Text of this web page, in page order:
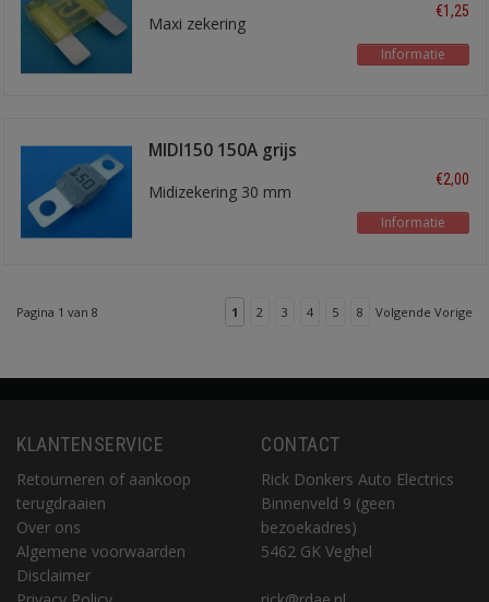
Maxi zekering
€1,25
Informatie
MIDI150 150A grijs
Midizekering 30 mm
€2,00
Informatie
Pagina 1 van 8 1 2 3 4 5 8 Volgende Vorige
KLANTENSERVICE
Retourneren of aankoop
terugdraaien
Over ons
Algemene voorwaarden
Disclaimer
CONTACT
Rick Donkers Auto Electrics
Binnenveld 9 (geen
bezoekadres)
5462 GK Veghel